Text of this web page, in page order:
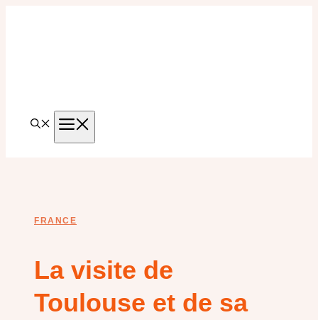
FRANCE
La visite de
Toulouse et de sa